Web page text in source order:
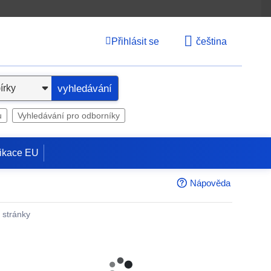
Přihlásit se čeština
vyhledávání
Vyhledávání pro odborníky
EU
Nápověda
stránky